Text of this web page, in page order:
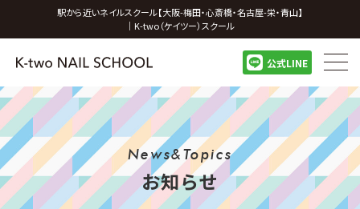
駅から近いネイルスクール【大阪-梅田・心斎橋・名古屋-栄・青山】
｜K-two（ケイツー）スクール
公式LINE
News&Topics
お知らせ